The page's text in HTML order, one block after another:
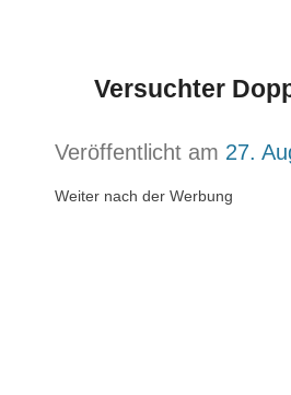
Versuchter
Veröffentlicht am 27.
Weiter nach der Werbung